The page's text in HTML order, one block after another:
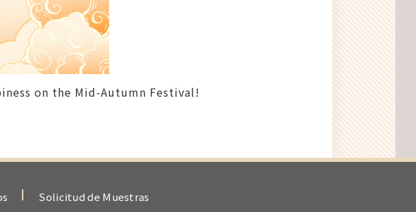
on the Mid-Autumn Festival!
Solicitud de Muestras